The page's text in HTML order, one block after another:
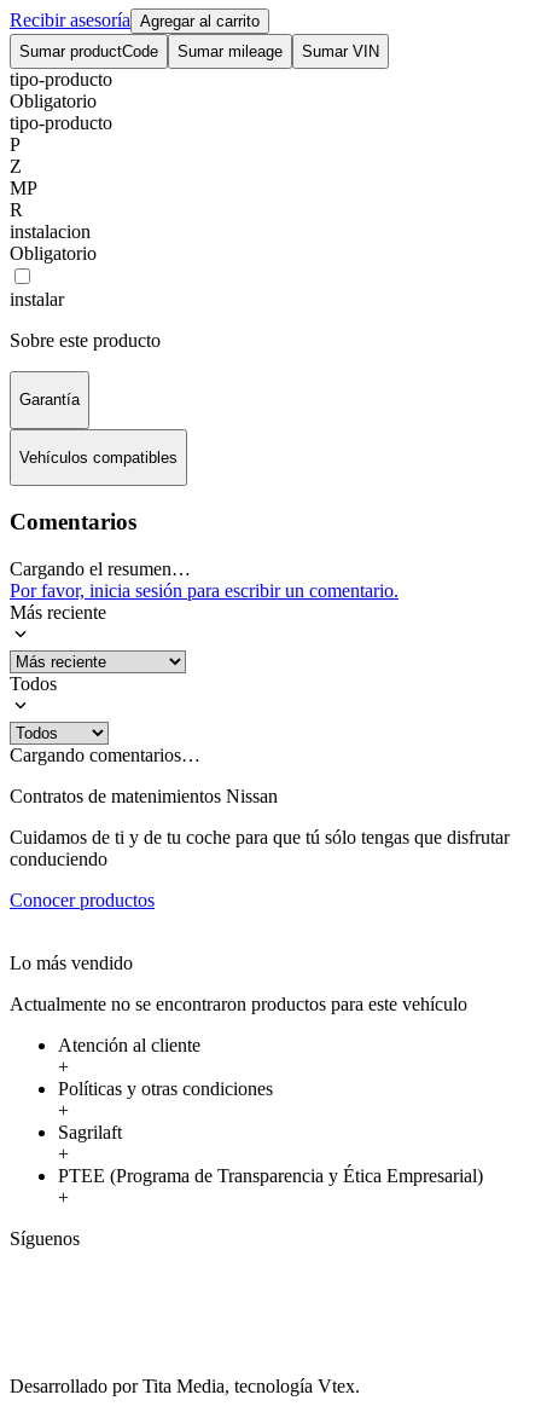
Recibir asesoría Agregar al carrito
Sumar productCode
Sumar mileage Sumar VIN
tipo-producto
Obligatorio
tipo-producto
P
Z
MP
R
instalacion
Obligatorio
instalar
Sobre este producto
Garantía
Vehículos compatibles
Comentarios
Cargando el resumen…
Por favor, inicia sesión para escribir un comentario.
Más reciente
Todos
Cargando comentarios…
Contratos de matenimientos Nissan
Cuidamos de ti y de tu coche para que tú sólo tengas que disfrutar
conduciendo
Conocer productos
Lo más vendido
Actualmente no se encontraron productos para este vehículo
Atención al cliente
+
Políticas y otras condiciones
+
Sagrilaft
+
PTEE (Programa de Transparencia y Ética Empresarial)
+
Síguenos
Desarrollado por Tita Media, tecnología Vtex.